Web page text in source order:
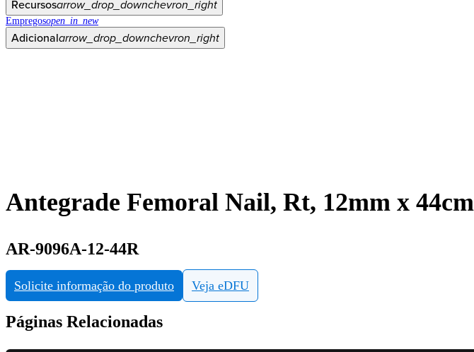
Recursosarrow_drop_downchevron_right
Empregosopen_in_new
Adicionalarrow_drop_downchevron_right
Antegrade Femoral Nail, Rt, 12mm x 44cm
AR-9096A-12-44R
Solicite informação do produto Veja eDFU
Páginas Relacionadas